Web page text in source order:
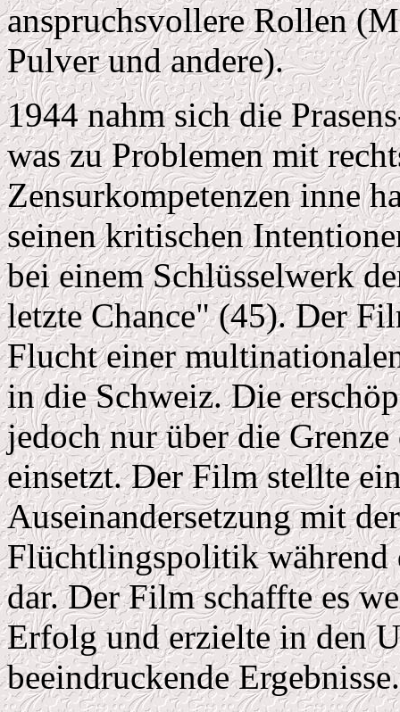
anspruchsvollere Rollen
Pulver und andere).
1944 nahm sich die
was zu Problemen mit
Zensurkompetenzen inne
seinen kritischen
bei einem Schlüsselwerk
letzte Chance" (45). Der
Flucht einer
in die Schweiz. Die
jedoch nur über die
einsetzt. Der Film stellte
Auseinandersetzung mit
Flüchtlingspolitik während
dar. Der Film schaffte es
Erfolg und erzielte in den
beeindruckende Ergebnisse.